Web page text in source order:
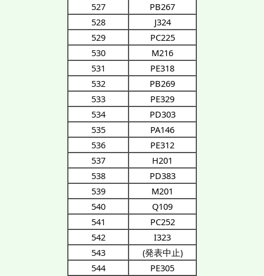
527
PB267
528
J324
529
PC225
530
M216
531
PE318
532
PB269
533
PE329
534
PD303
535
PA146
536
PE312
537
H201
538
PD383
539
M201
540
Q109
541
PC252
542
I323
543
(発表中止)
544
PE305